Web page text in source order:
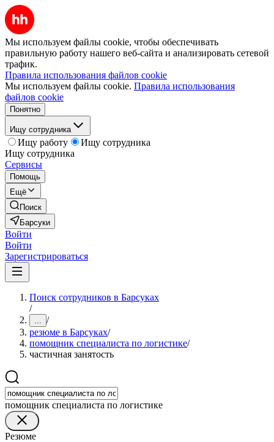
Мы используем файлы cookie, чтобы обеспечивать
правильную работу нашего веб-сайта и анализировать сетевой
трафик.
Правила использования файлов cookie
Мы используем файлы cookie. Правила использования
файлов cookie
Понятно
Ищу сотрудника
Ищу работу
Ищу сотрудника
Ищу сотрудника
Сервисы
Помощь
Ещё
Поиск
Барсуки
Войти
Войти
Зарегистрироваться
Поиск сотрудников в Барсуках
/
... /
резюме в Барсуках/
помощник специалиста по логистике/
частичная занятость
помощник специалиста по логистике
Резюме